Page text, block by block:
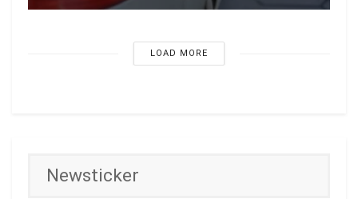
LOAD MORE
Newsticker